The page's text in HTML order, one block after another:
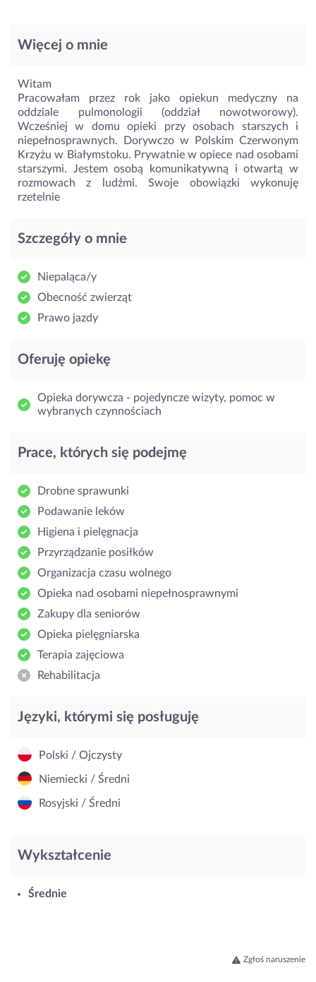
Więcej o mnie
Witam
Pracowałam przez rok jako opiekun medyczny na
oddziale pulmonologii (oddział nowotworowy).
Wcześniej w domu opieki przy osobach starszych i
niepełnosprawnych. Dorywczo w Polskim Czerwonym
Krzyżu w Białymstoku. Prywatnie w opiece nad osobami
starszymi. Jestem osobą komunikatywną i otwartą w
rozmowach z ludźmi. Swoje obowiązki wykonuję
rzetelnie
Szczegóły o mnie
Niepaląca/y
Obecność zwierząt
Prawo jazdy
Oferuję opiekę
Opieka dorywcza - pojedyncze wizyty, pomoc w
wybranych czynnościach
Prace, których się podejmę
Drobne sprawunki
Podawanie leków
Higiena i pielęgnacja
Przyrządzanie posiłków
Organizacja czasu wolnego
Opieka nad osobami niepełnosprawnymi
Zakupy dla seniorów
Opieka pielęgniarska
Terapia zajęciowa
Rehabilitacja
Języki, którymi się posługuję
Polski / Ojczysty
Niemiecki / Średni
Rosyjski / Średni
Wykształcenie
Średnie
Zgłoś naruszenie